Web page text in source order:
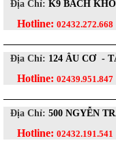
Địa Chỉ: K9 BÁCH
Hotline: 02432.272.668
Địa Chỉ: 124 ÂU CƠ -
Hotline: 02439.951.847
Địa Chỉ: 500 NGYỄN
Hotline: 02432.191.541